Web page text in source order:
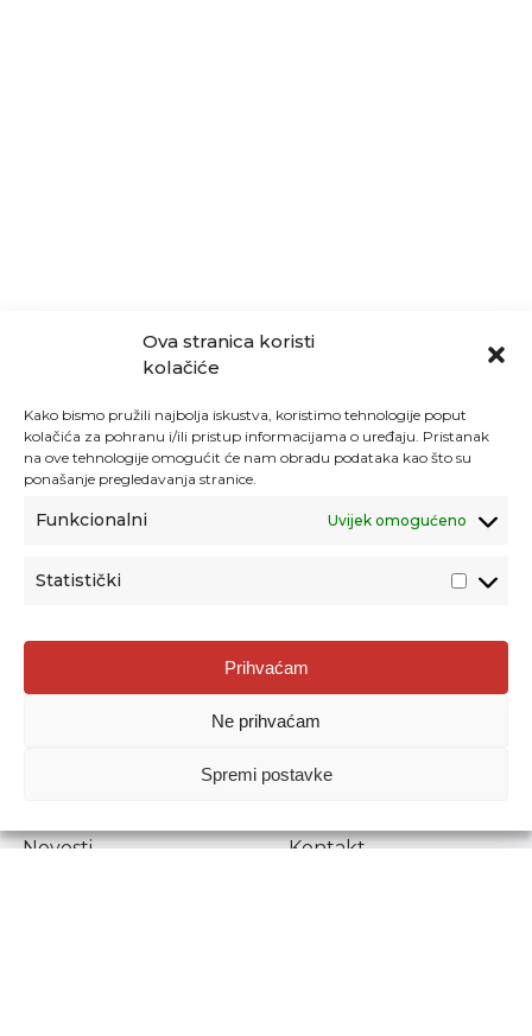
Ova stranica koristi
kolačiće
Kako bismo pružili najbolja iskustva, koristimo tehnologije poput
kolačića za pohranu i/ili pristup informacijama o uređaju. Pristanak
na ove tehnologije omogućit će nam obradu podataka kao što su
ponašanje pregledavanja stranice.
Funkcionalni Uvijek omogućeno
Statistički
Prihvaćam
Ne prihvaćam
Spremi postavke
Agencija za odgoj i obrazovanje
Donje Svetice 38, 10000 Zagreb
1778129
Prenošenje sadržaja dopušteno je uz navođenje izvora.
Novosti
Kontakt